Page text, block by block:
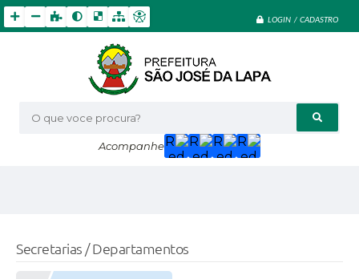
LOGIN / CADASTRO
O que voce procura?
Acompanhe
Secretarias / Departamentos